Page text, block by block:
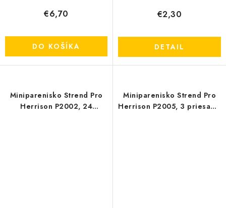
€6,70
DO KOŠÍKA
€2,30
DETAIL
Miniparenisko Strend Pro
Herrison P2002, 24
Miniparenisko Strend Pro
Herrison P2005, 3 priesady,